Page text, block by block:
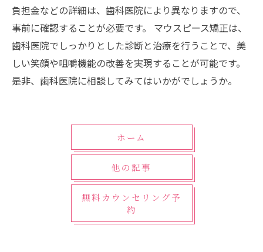
負担金などの詳細は、歯科医院により異なりますので、
事前に確認することが必要です。 マウスピース矯正は、
歯科医院でしっかりとした診断と治療を行うことで、美
しい笑顔や咀嚼機能の改善を実現することが可能です。
是非、歯科医院に相談してみてはいかがでしょうか。
ホーム
他の記事
無料カウンセリング予
約